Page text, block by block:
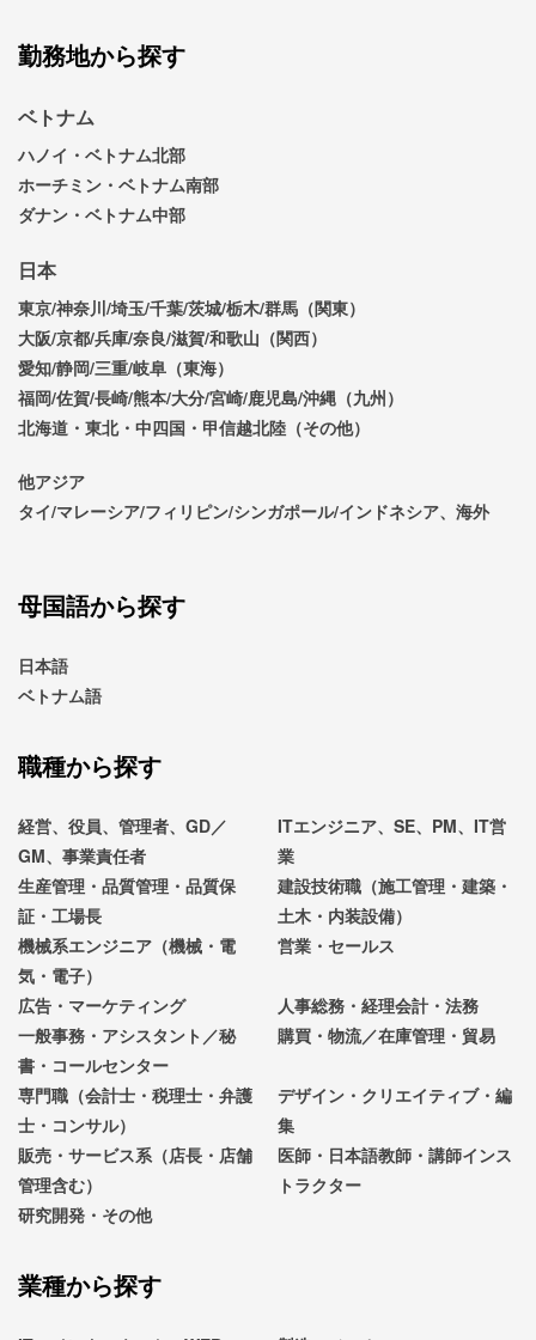
勤務地から探す
ベトナム
ハノイ・ベトナム北部
ホーチミン・ベトナム南部
ダナン・ベトナム中部
日本
東京/神奈川/埼玉/千葉/茨城/栃木/群馬（関東）
大阪/京都/兵庫/奈良/滋賀/和歌山（関西）
愛知/静岡/三重/岐阜（東海）
福岡/佐賀/長崎/熊本/大分/宮崎/鹿児島/沖縄（九州）
北海道・東北・中四国・甲信越北陸（その他）
他アジア
タイ/マレーシア/フィリピン/シンガポール/インドネシア、海外
母国語から探す
日本語
ベトナム語
職種から探す
経営、役員、管理者、GD／
GM、事業責任者
ITエンジニア、SE、PM、IT営
業
生産管理・品質管理・品質保
証・工場長
建設技術職（施工管理・建築・
土木・内装設備）
機械系エンジニア（機械・電
気・電子）
営業・セールス
広告・マーケティング
人事総務・経理会計・法務
一般事務・アシスタント／秘
書・コールセンター
購買・物流／在庫管理・貿易
専門職（会計士・税理士・弁護
士・コンサル）
デザイン・クリエイティブ・編
集
販売・サービス系（店長・店舗
管理含む）
医師・日本語教師・講師インス
トラクター
研究開発・その他
業種から探す